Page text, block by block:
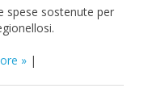
spese sostenute per
|